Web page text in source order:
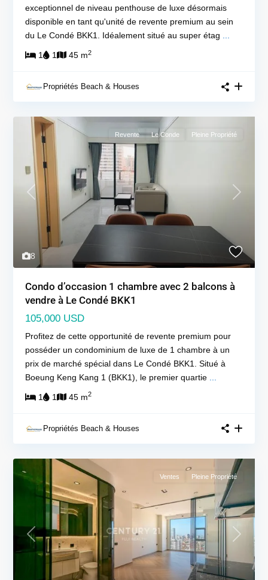
exceptionnel de niveau penthouse de luxe désormais
disponible en tant qu'unité de revente premium au sein
du Le Condé BKK1. Idéalement situé au super étag
1 1 45 m2
Propriétés Beach & Houses
8
Previous Next
Revente Le Conde Pleine Propriété
Condo d’occasion 1 chambre avec 2 balcons à
vendre à Le Condé BKK1
105,000 USD
Profitez de cette opportunité de revente premium pour
posséder un condominium de luxe de 1 chambre à un
prix de marché spécial dans Le Condé BKK1. Situé à
Boeung Keng Kang 1 (BKK1), le premier quartie
1 1 45 m2
Propriétés Beach & Houses
Previous Next
Ventes Pleine Propriété